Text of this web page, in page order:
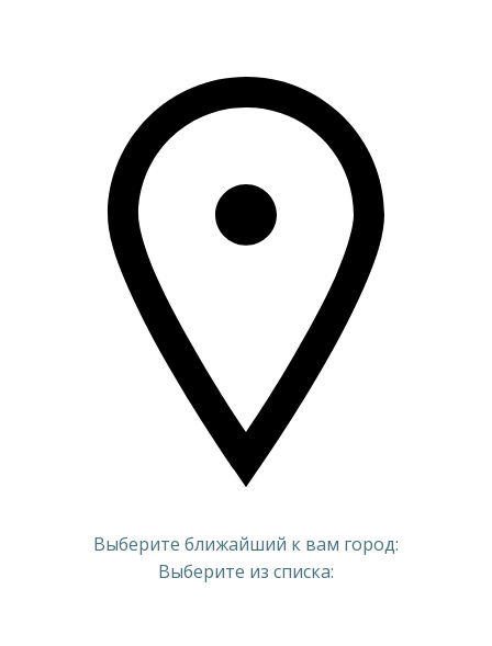
Выберите ближайший к вам город:
Выберите из списка: